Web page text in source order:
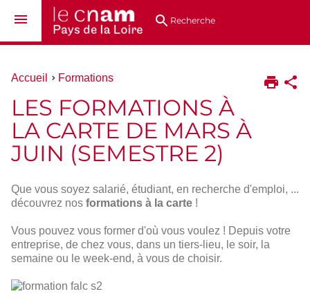
au
directsRecherche
Vous
Accueil Formations
LES FORMATIONS À
LA CARTE DE MARS À
JUIN (SEMESTRE 2)
Que vous soyez salarié, étudiant, en recherche d'emploi, ...
découvrez nos formations à la carte !
Vous pouvez vous former d'où vous voulez ! Depuis votre
entreprise, de chez vous, dans un tiers-lieu, le soir, la
semaine ou le week-end, à vous de choisir.